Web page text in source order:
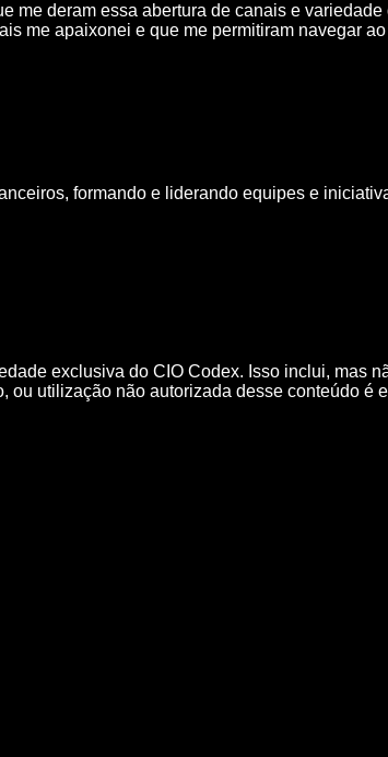
me deram essa abertura de canais e
me apaixonei e que me permitiram navegar
formando e liderando equipes e
exclusiva do CIO Codex. Isso inclui, mas
utilização não autorizada desse conteúdo é